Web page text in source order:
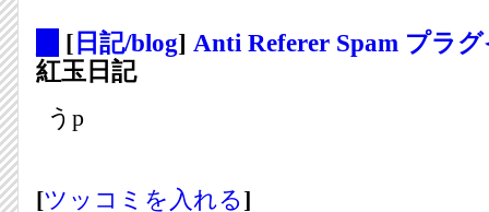
[ 日記/blog] Anti Referer Spam プラ
紅玉日記
うp
[ツッコミを入れる]